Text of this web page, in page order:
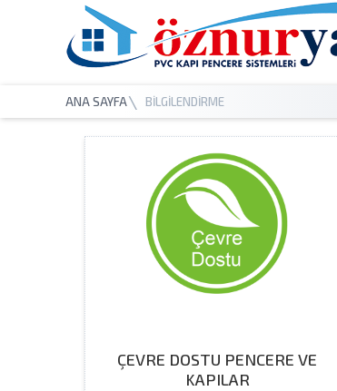
ANA SAYFA BİLGİLENDİRME
ÇEVRE DOSTU PENCERE VE
KAPILAR